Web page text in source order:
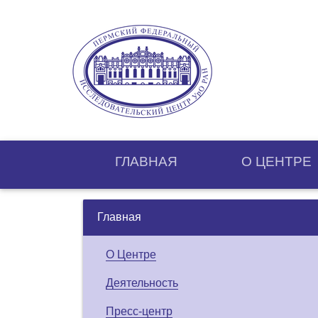
ГЛАВНАЯ О ЦЕНТРE
Главная
О Центре
Деятельность
Пресс-центр